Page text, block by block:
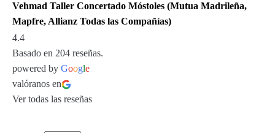
Vehmad Taller Concertado Móstoles (Mutua Madrileña,
Mapfre, Allianz Todas las Compañías)
4.4
Basado en 204 reseñas.
powered by Google
valóranos en
Ver todas las reseñas